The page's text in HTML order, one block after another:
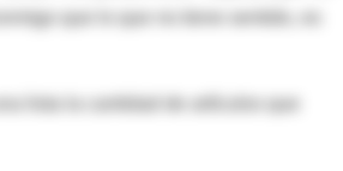
que lo que no tiene sentido, es
lista la cantidad de artículos que